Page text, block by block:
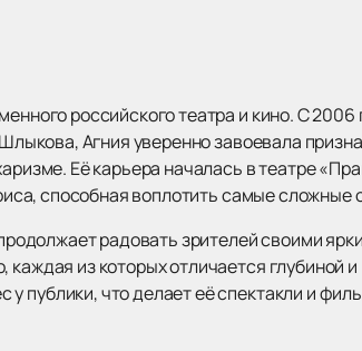
российского театра и кино. С 2006
Агния уверенно завоевала
Её карьера началась в театре
способная воплотить самые сложные
радовать зрителей своими
из которых отличается глубиной и
публики, что делает её спектакли и